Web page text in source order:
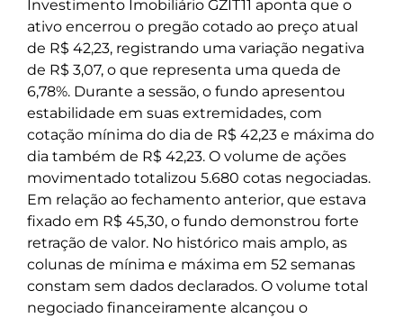
Investimento Imobiliário GZIT11 aponta que o
ativo encerrou o pregão cotado ao preço atual
de R$ 42,23, registrando uma variação negativa
de R$ 3,07, o que representa uma queda de
6,78%. Durante a sessão, o fundo apresentou
estabilidade em suas extremidades, com
cotação mínima do dia de R$ 42,23 e máxima do
dia também de R$ 42,23. O volume de ações
movimentado totalizou 5.680 cotas negociadas.
Em relação ao fechamento anterior, que estava
fixado em R$ 45,30, o fundo demonstrou forte
retração de valor. No histórico mais amplo, as
colunas de mínima e máxima em 52 semanas
constam sem dados declarados. O volume total
negociado financeiramente alcançou o